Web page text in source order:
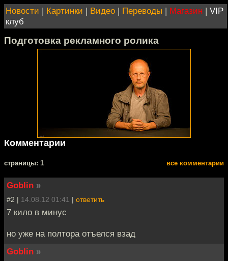
Новости | Картинки | Видео | Переводы | Магазин | VIP
клуб
Подготовка рекламного ролика
Комментарии
cтраницы: 1 все комментарии
Goblin »
#2 | 14.08.12 01:41 | ответить
7 кило в минус
но уже на полтора отъелся взад
Goblin »